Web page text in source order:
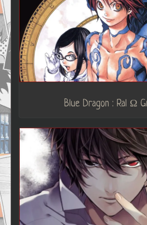
Blue Dragon : Ral Ω